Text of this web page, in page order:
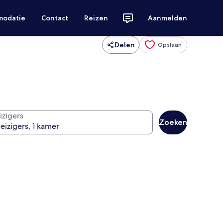
Contact Reizen Aanmelden
Delen Opslaan
Zoeken